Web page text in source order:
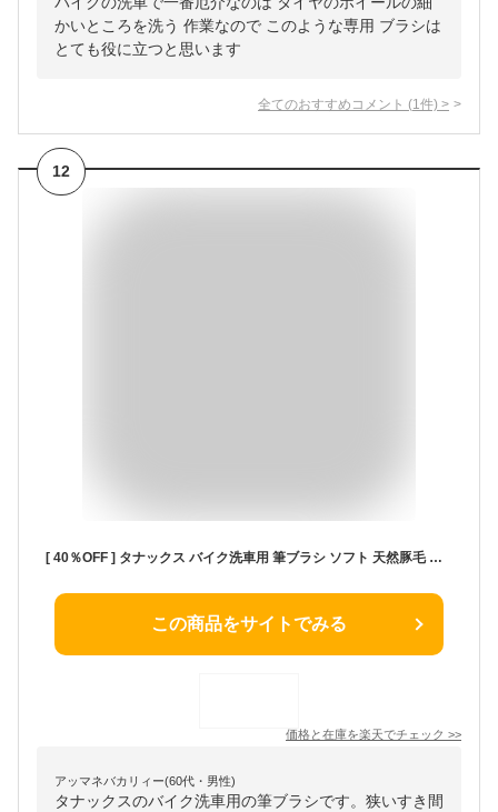
かいところを洗う 作業なので このような専用 ブラシは
とても役に立つと思います
全てのおすすめコメント (1 件) >
12
[ 40％OFF ] タナックス バイク洗車用 筆ブラシ ソフト 天然豚毛 ピットギア クリーニング 油汚れ 足回り メンテナンス TANAX PG293 バイク用品 洗車用品 メンテナンスグッズ 傷つかない 鍵穴 単車 掃除 隙間 はけ 刷毛 ふで
この商品をサイトでみる
価格と在庫を楽天でチェック >>
アッマネバカリィー(60代・男性)
タナックスのバイク洗車用の筆ブラシです。狭いすき間